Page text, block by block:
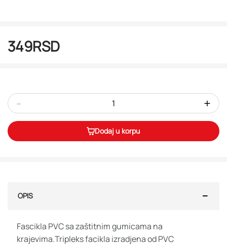
349RSD
- +
Dodaj u korpu
OPIS
Fascikla PVC sa zaštitnim gumicama na
krajevima.Tripleks facikla izradjena od PVC